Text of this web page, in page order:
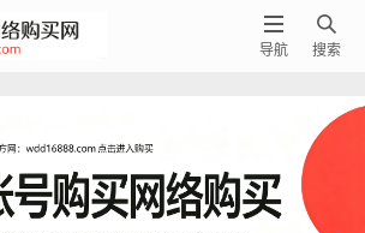

搜索

导航